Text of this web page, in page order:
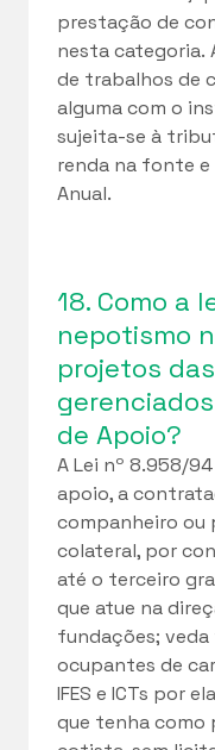
prestação de
nesta categoria.
de trabalhos de
alguma com o
sujeita-se à
renda na fonte e
Anual.
18. Como a
nepotismo
projetos das
de Apoio?
A Lei nº 8.958/
apoio, a
companheiro ou
colateral, por
até o terceiro
que atue na
fundações;
ocupantes de
IFES e ICTs por
que tenha como